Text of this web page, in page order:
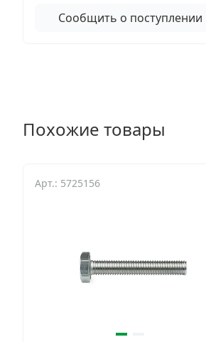
Сообщить о поступлении
Похожие товары
Арт.: 5725156